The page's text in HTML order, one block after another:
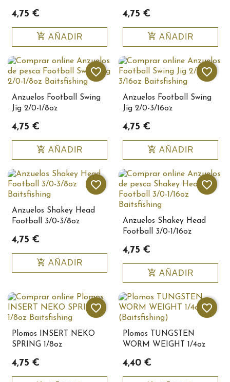
4,75 €
add_shopping_cart AÑADIR
4,75 €
add_shopping_cart AÑADIR
Anzuelos Football Swing
Jig 2/0-1/8oz
4,75 €
add_shopping_cart AÑADIR
favorite_border
Anzuelos Football Swing
Jig 2/0-3/16oz
4,75 €
add_shopping_cart AÑADIR
favorite_border
Anzuelos Shakey Head
Football 3/0-3/8oz
4,75 €
add_shopping_cart AÑADIR
favorite_border
Anzuelos Shakey Head
Football 3/0-1/16oz
4,75 €
add_shopping_cart AÑADIR
favorite_border
Plomos INSERT NEKO
SPRING 1/8oz
4,75 €
favorite_border
Plomos TUNGSTEN
WORM WEIGHT 1/4oz
4,40 €
favorite_border